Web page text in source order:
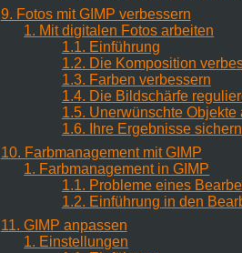
9. Fotos mit GIMP verbessern
1. Mit digitalen Fotos arbeiten
1.1. Einführung
1.2. Die Komposition
1.3. Farben verbessern
1.4. Die Bildschärfe
1.5. Unerwünschte
1.6. Ihre Ergebnisse sichern
10. Farbmanagement mit GIMP
1. Farbmanagement in GIMP
1.1. Probleme eines
1.2. Einführung in den
11. GIMP anpassen
1. Einstellungen